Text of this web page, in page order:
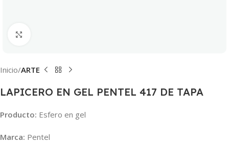
Inicio ARTE
LAPICERO EN GEL PENTEL 417 DE TAPA
Producto: Esfero en gel
Marca: Pentel